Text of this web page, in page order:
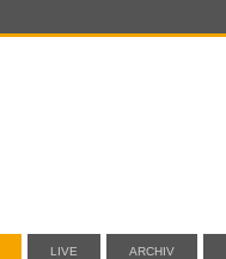
LIVE ARCHIV